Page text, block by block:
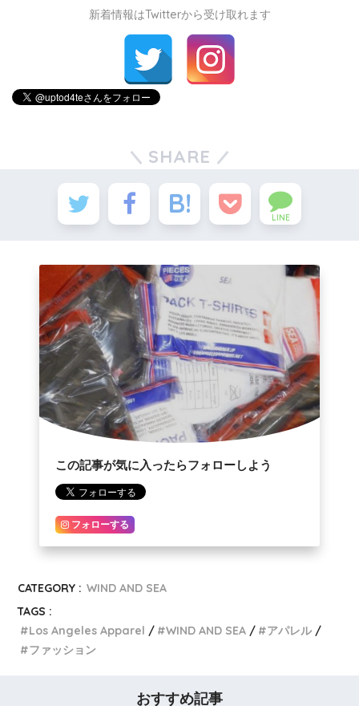
新着情報はTwitterから受け取れます
SHARE
LINE
この記事が気に入ったらフォローしよう
フォローする
CATEGORY : WIND AND SEA
TAGS :
Los Angeles Apparel
WIND AND SEA
アパレル
ファッション
おすすめ記事